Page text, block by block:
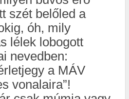
szét belőled a
óh, mily
lélek lobogott
nevedben:
a MÁV
vonalaira”!